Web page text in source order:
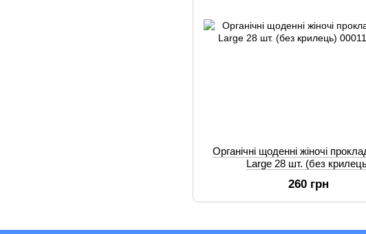
Органічні щоденні жіночі
Large 28 шт. (без
260 грн